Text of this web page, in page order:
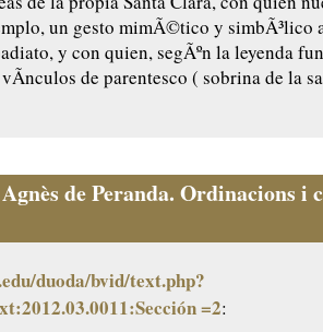
un gesto mimÃ©tico y simbÃ³lico
y con quien, segÃºn la leyenda
de parentesco ( sobrina de la
de Peranda. Ordinacions i
duoda/bvid/text.php?
=2: